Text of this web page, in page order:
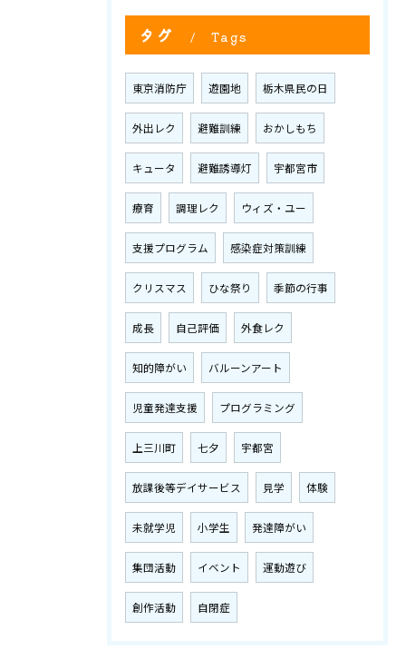
タグ Tags
東京消防庁 遊園地 栃木県民の日
外出レク 避難訓練 おかしもち
キュータ 避難誘導灯 宇都宮市
療育 調理レク ウィズ・ユー
支援プログラム 感染症対策訓練
クリスマス ひな祭り 季節の行事
成長 自己評価 外食レク
知的障がい バルーンアート
児童発達支援 プログラミング
上三川町 七夕 宇都宮
放課後等デイサービス 見学 体験
未就学児 小学生 発達障がい
集団活動 イベント 運動遊び
創作活動 自閉症